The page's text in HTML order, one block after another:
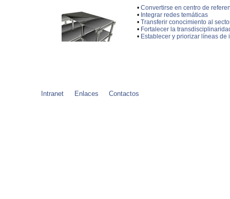
•Convertirse en centro de
•Integrar redes temáticas
•Transferir conocimiento al
• Fortalecer la
• Establecer y priorizar líneas
Intranet Enlaces Contactos